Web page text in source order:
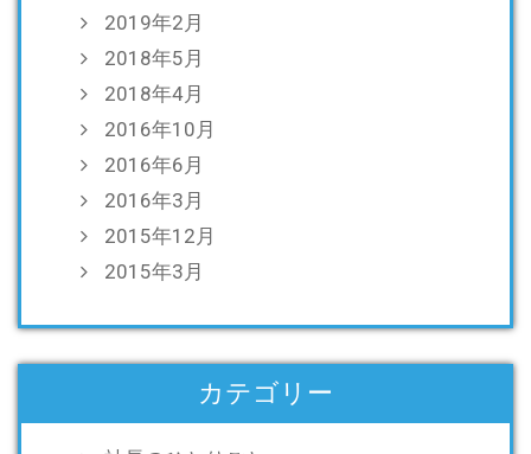
2019年2月
2018年5月
2018年4月
2016年10月
2016年6月
2016年3月
2015年12月
2015年3月
カテゴリー